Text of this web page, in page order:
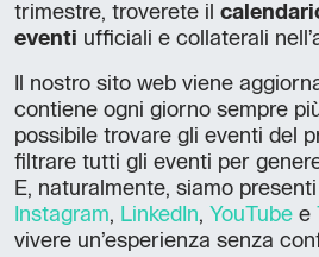
trimestre, troverete il
eventi ufficiali e collaterali
Il nostro sito web viene
contiene ogni giorno sempre
possibile trovare gli eventi del
filtrare tutti gli eventi per
E, naturalmente, siamo
Instagram, LinkedIn, YouTube e
vivere un’esperienza senza